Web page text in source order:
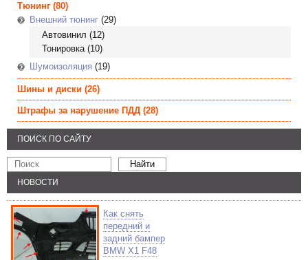
Тюнинг (80)
Внешний тюнинг (29)
Автовинил (12)
Тонировка(10)
Шумоизоляция (19)
Шины и диски (26)
Штрафы за нарушение ПДД (28)
ПОИСК ПО САЙТУ
НОВОСТИ
Как снять
передний и
задний бампер
BMW X1 F48